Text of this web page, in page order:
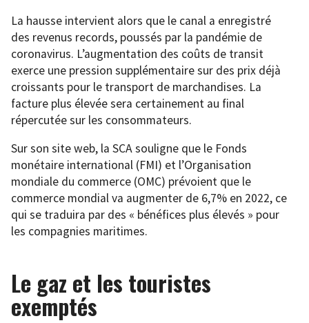
La hausse intervient alors que le canal a enregistré
des revenus records, poussés par la pandémie de
coronavirus. L’augmentation des coûts de transit
exerce une pression supplémentaire sur des prix déjà
croissants pour le transport de marchandises. La
facture plus élevée sera certainement au final
répercutée sur les consommateurs.
Sur son site web, la SCA souligne que le Fonds
monétaire international (FMI) et l’Organisation
mondiale du commerce (OMC) prévoient que le
commerce mondial va augmenter de 6,7% en 2022, ce
qui se traduira par des « bénéfices plus élevés » pour
les compagnies maritimes.
Le gaz et les touristes
exemptés